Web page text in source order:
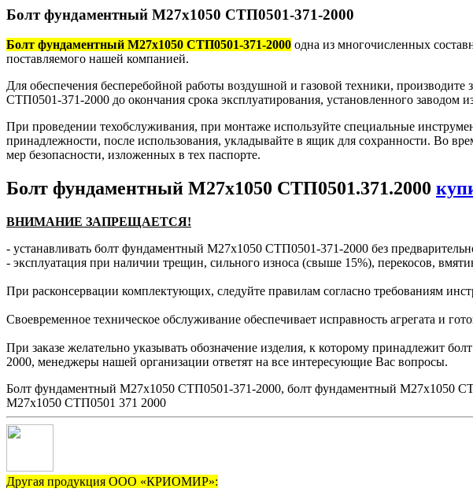
Болт фундаментный М27х1050 СТП0501-371-2000
Болт фундаментный М27х1050 СТП0501-371-2000 одна из многочисленных
поставляемого нашей компанией.
Для обеспечения бесперебойной работы воздушной и газовой техники,
СТП0501-371-2000 до окончания срока эксплуатирования, установленного заводом
При проведении техобслуживания, при монтаже используйте специальные
принадлежности, после использования, укладывайте в ящик для сохранности. Во
мер безопасности, изложенных в тех паспорте.
Болт фундаментный М27х1050 СТП0501.371.2000
ВНИМАНИЕ ЗАПРЕЩАЕТСЯ!
- устанавливать болт фундаментный М27х1050 СТП0501-371-2000 без
- эксплуатация при наличии трещин, сильного износа (свыше 15%), перекосов,
При расконсервации комплектующих, следуйте правилам согласно требованиям
Своевременное техническое обслуживание обеспечивает исправность агрегата и
При заказе желательно указывать обозначение изделия, к которому принадлежит
2000, менеджеры нашей организации ответят на все интересующие Вас вопросы.
Болт фундаментный М27х1050 СТП0501-371-2000, болт фундаментный М27х1050
М27х1050 СТП0501 371 2000
Другая продукция ООО «КРИОМИР»: